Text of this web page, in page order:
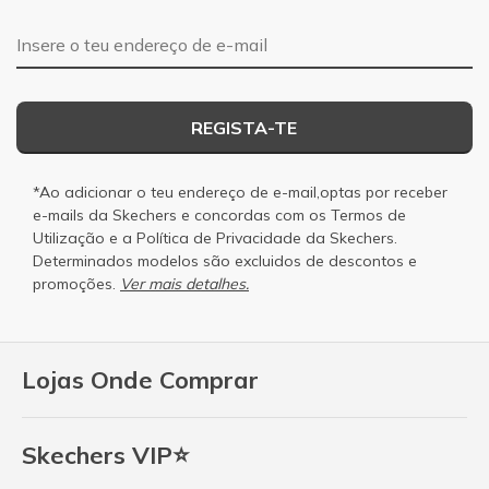
Lojas Onde Comprar
Skechers VIP⭐
Endereço de e-mail
REGISTA-TE
*Ao adicionar o teu endereço de e-mail,optas por receber
e-mails da Skechers e concordas com os Termos de
Utilização e a Política de Privacidade da Skechers.
Determinados modelos são excluidos de descontos e
promoções. Ver mais detalhes.